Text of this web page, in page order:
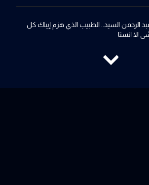
الرحمن السيد.. الطبيب الذي هزم إيباك كل
الا انستا